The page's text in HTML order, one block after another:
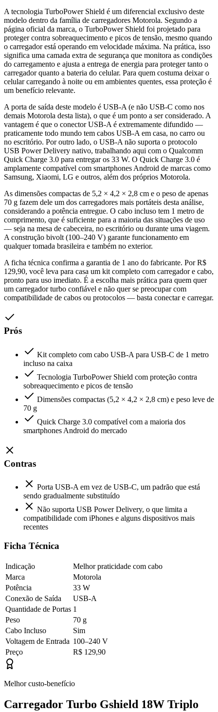
A tecnologia TurboPower Shield é um diferencial exclusivo deste
modelo dentro da família de carregadores Motorola. Segundo a
página oficial da marca, o TurboPower Shield foi projetado para
proteger contra sobreaquecimento e picos de tensão, mesmo quando
o carregador está operando em velocidade máxima. Na prática, isso
significa uma camada extra de segurança que monitora as condições
do carregamento e ajusta a entrega de energia para proteger tanto o
carregador quanto a bateria do celular. Para quem costuma deixar o
celular carregando à noite ou em ambientes quentes, essa proteção é
um benefício relevante.
A porta de saída deste modelo é USB-A (e não USB-C como nos
demais Motorola desta lista), o que é um ponto a ser considerado. A
vantagem é que o conector USB-A é extremamente difundido —
praticamente todo mundo tem cabos USB-A em casa, no carro ou
no escritório. Por outro lado, o USB-A não suporta o protocolo
USB Power Delivery nativo, trabalhando aqui com o Qualcomm
Quick Charge 3.0 para entregar os 33 W. O Quick Charge 3.0 é
amplamente compatível com smartphones Android de marcas como
Samsung, Xiaomi, LG e outros, além dos próprios Motorola.
As dimensões compactas de 5,2 × 4,2 × 2,8 cm e o peso de apenas
70 g fazem dele um dos carregadores mais portáteis desta análise,
considerando a potência entregue. O cabo incluso tem 1 metro de
comprimento, que é suficiente para a maioria das situações de uso
— seja na mesa de cabeceira, no escritório ou durante uma viagem.
A construção bivolt (100–240 V) garante funcionamento em
qualquer tomada brasileira e também no exterior.
A ficha técnica confirma a garantia de 1 ano do fabricante. Por R$
129,90, você leva para casa um kit completo com carregador e cabo,
pronto para uso imediato. É a escolha mais prática para quem quer
um carregador turbo confiável e não quer se preocupar com
compatibilidade de cabos ou protocolos — basta conectar e carregar.
Prós
Kit completo com cabo USB-A para USB-C de 1 metro
incluso na caixa
Tecnologia TurboPower Shield com proteção contra
sobreaquecimento e picos de tensão
Dimensões compactas (5,2 × 4,2 × 2,8 cm) e peso leve de
70 g
Quick Charge 3.0 compatível com a maioria dos
smartphones Android do mercado
Contras
Porta USB-A em vez de USB-C, um padrão que está
sendo gradualmente substituído
Não suporta USB Power Delivery, o que limita a
compatibilidade com iPhones e alguns dispositivos mais
recentes
Ficha Técnica
Indicação
Melhor praticidade com cabo
Marca
Motorola
Potência
33 W
Conexão de Saída
USB-A
Quantidade de Portas 1
Peso
70 g
Cabo Incluso
Sim
Voltagem de Entrada 100–240 V
Preço
R$ 129,90
Melhor custo-benefício
Carregador Turbo Gshield 18W Triplo